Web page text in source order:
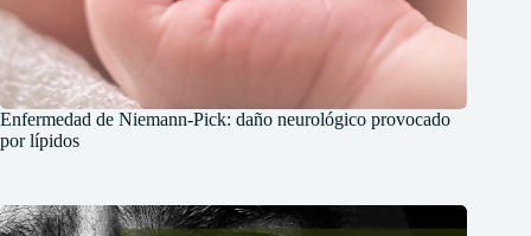
Enfermedad de Niemann-Pick: daño neurológico provocado
por lípidos